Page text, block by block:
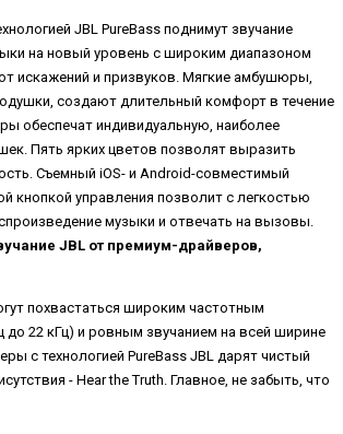
JBL PureBass поднимут звучание
на новый уровень с широким диапазоном
искажений и призвуков. Мягкие амбушюры,
создают длительный комфорт в течение
обеспечат индивидуальную, наиболее
Пять ярких цветов позволят выразить
Съемный iOS- и Android-совместимый
кнопкой управления позволит с легкостью
музыки и отвечать на вызовы.
JBL от премиум-драйверов,
похвастаться широким частотным
до 22 кГц) и ровным звучанием на всей ширине
с технологией PureBass JBL дарят чистый
- Hear the Truth. Главное, не забыть, что